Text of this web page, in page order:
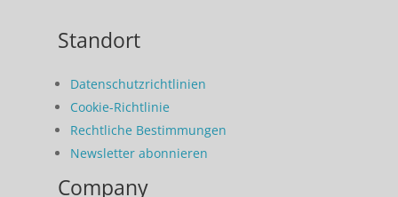
Standort
Datenschutzrichtlinien
Cookie-Richtlinie
Rechtliche Bestimmungen
Newsletter abonnieren
Company